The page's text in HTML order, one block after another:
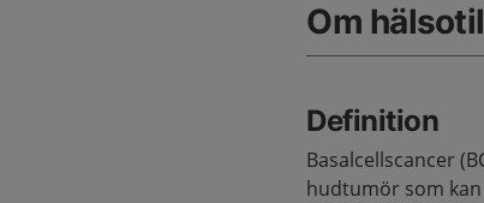
Om
Definition
Basalcellscancer
hudtumör som